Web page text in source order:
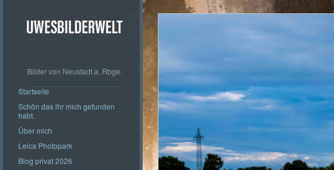
Bilder von Neustadt a. Rbge.
Startseite
Schön das ihr mich gefunden
habt.
Über mich
Leica Photopark
Blog privat 2026